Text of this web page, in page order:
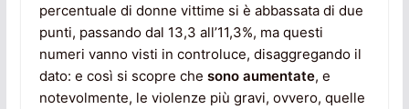
percentuale di donne vittime si è abbassata di due
punti, passando dal 13,3 all’11,3%, ma questi
numeri vanno visti in controluce, disaggregando il
dato: e così si scopre che sono aumentate, e
notevolmente, le violenze più gravi, ovvero, quelle